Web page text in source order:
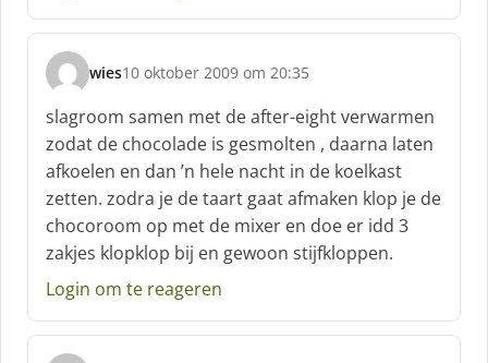
f
wies
s
h
r
e
e
f
10 oktober 2009 om 20:35
slagroom samen met de after-eight verwarmen
zodat de chocolade is gesmolten , daarna laten
afkoelen en dan ’n hele nacht in de koelkast
zetten. zodra je de taart gaat afmaken klop je de
chocoroom op met de mixer en doe er idd 3
zakjes klopklop bij en gewoon stijfkloppen.
Login om te reageren